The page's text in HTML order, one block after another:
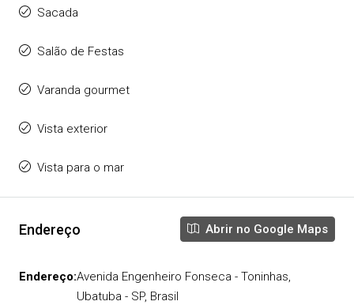
Sacada
Salão de Festas
Varanda gourmet
Vista exterior
Vista para o mar
Endereço Abrir no Google Maps
Endereço:Avenida Engenheiro Fonseca - Toninhas,
Ubatuba - SP, Brasil